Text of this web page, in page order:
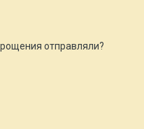
отправляли?